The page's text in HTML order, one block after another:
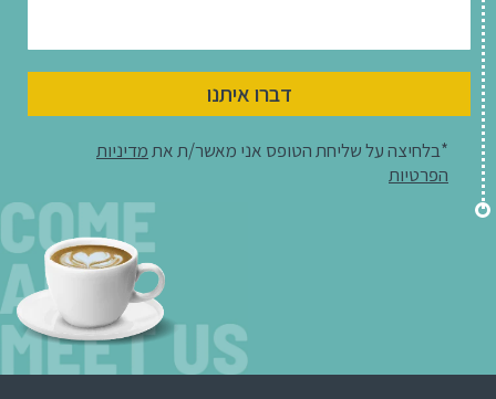
דברו איתנו
*בלחיצה על שליחת הטופס אני מאשר/ת אתמדיניות
הפרטיות